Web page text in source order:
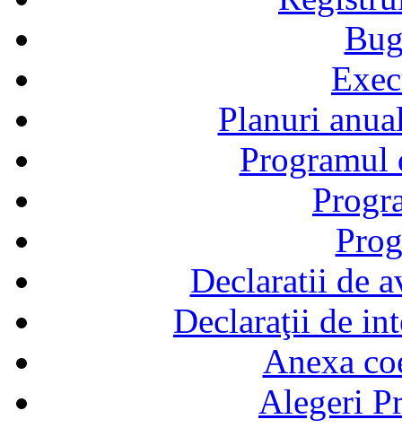
Planuri
Declaratii de
Declaraţii de
Anexa
Alegeri